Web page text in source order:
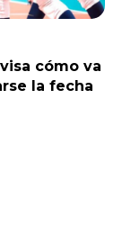
cómo va
la fecha